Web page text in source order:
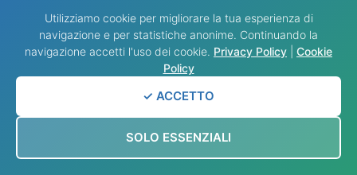
VANGELO DEL GIORNO
Utilizziamo cookie per migliorare la tua esperienza di
navigazione e per statistiche anonime. Continuando la
navigazione accetti l'uso dei cookie. Privacy Policy
Cookie
Policy
✓ ACCETTO
SOLO ESSENZIALI